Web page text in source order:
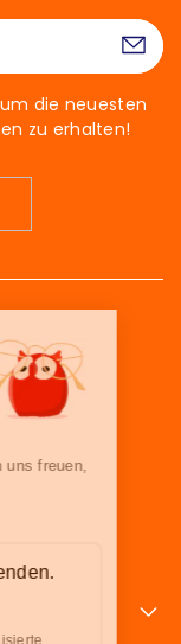
die neuesten
zu erhalten!
würden uns freuen,
verwenden.